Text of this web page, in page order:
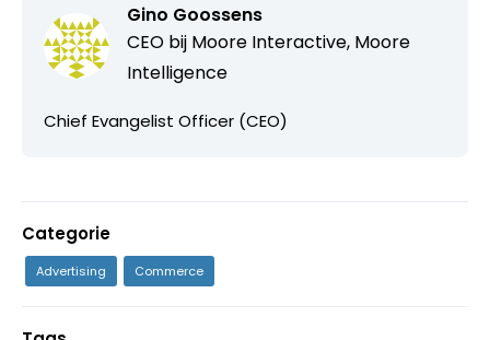
Gino Goossens
CEO bij Moore Interactive, Moore
Intelligence
Chief Evangelist Officer (CEO)
Categorie
Advertising Commerce